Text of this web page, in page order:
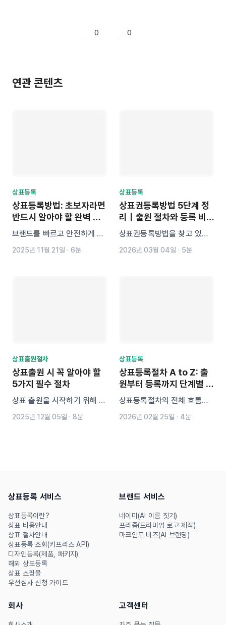
0 0
연관 콘텐츠
상표등록
상표등록방법: 초보자라면
반드시 알아야 할 완벽 가
이드
브랜드를 빠르고 안전하게 보
호하는 방법! 선행상표조사,
2025년 11월 21일 · 6분
상표등록
상표권등록방법 5단계 정
리｜출원 절차와 등록 비
용 안내
상표권등록방법을 찾고 있다
면 출원부터 등록까지 절차를
2026년 03월 04일 · 5분
상표출원절차
상표출원 시 꼭 알아야 할
5가지 필수 절차
상표 출원을 시작하기 위해 집
중해야 하는 포인트!
2025년 12월 05일 · 8분
상표등록
상표등록절차 A to Z: 출
원부터 등록까지 단계별 핵
심 정리
상표등록절차의 전체 흐름을
4단계로 정리했습니다. 선행
설정 방법도 함께 확인해보세
요.
2026년 02월 25일 · 4분
상표등록 서비스
상표등록이란?
상표 비용안내
상표 절차안내
상표등록 조회(키프리스 API)
디자인등록(제품, 패키지)
해외 상표등록
상표 쇼핑몰
우선심사 신청 가이드
브랜드 서비스
네이미(AI 이름 짓기)
프리즘(프리미엄 로고 제작)
마크인포 비즈(AI 브랜딩)
회사 고객센터